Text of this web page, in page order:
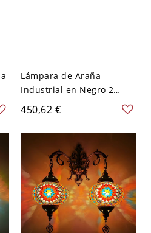
Lámpara de Araña
Industrial en Negro 2
Luces Luminaria
Suspendida de Vidrio de
Botellas para Bar - Negro
450,62 €